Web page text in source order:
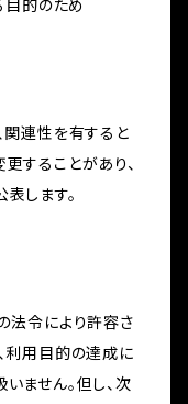
目的のため
関連性を有すると
することがあり、
します。
法令により許容さ
利用目的の達成に
ません。但し、次